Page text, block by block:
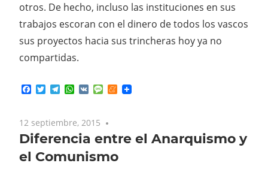
otros. De hecho, incluso las instituciones en sus
trabajos escoran con el dinero de todos los vascos
sus proyectos hacia sus trincheras hoy ya no
compartidas.
Facebook
TwitterTelegram
WhatsApp
VK MessageMeneame
12 septiembre, 2015
Diferencia entre el Anarquismo y
el Comunismo